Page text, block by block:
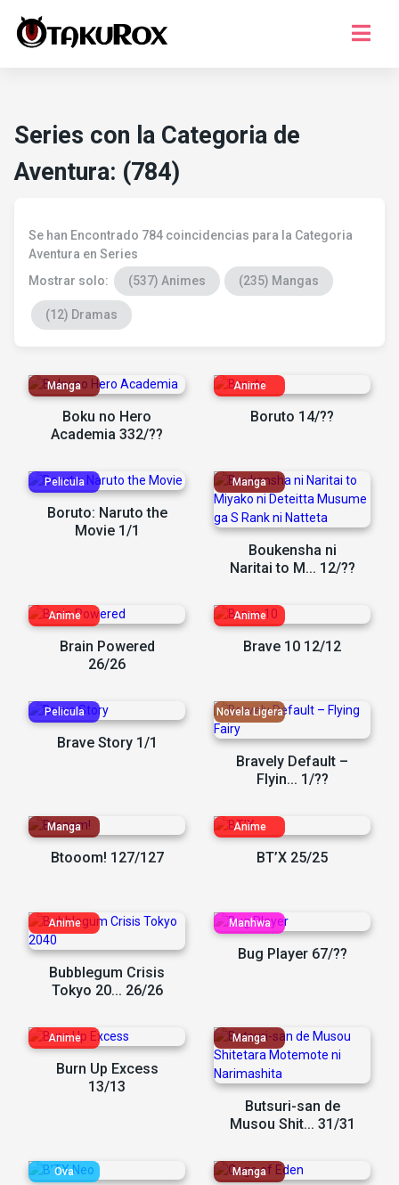
Juegos
Iniciar Sesion
Series con la Categoria de
Aventura: (784)
Se han Encontrado 784 coincidencias para la Categoria
Aventura en Series
Mostrar solo:
(537) Animes (235) Mangas
(12) Dramas
Boku no Hero
Academia 332/??
Boruto 14/??
Boruto: Naruto the
Movie 1/1
Boukensha ni
Naritai to M... 12/??
Brain Powered
26/26
Brave 10 12/12
Brave Story 1/1
Bravely Default –
Flyin... 1/??
Btooom! 127/127 BT’X 25/25
Bubblegum Crisis
Tokyo 20... 26/26
Bug Player 67/??
Burn Up Excess
13/13
Butsuri-san de
Musou Shit... 31/31